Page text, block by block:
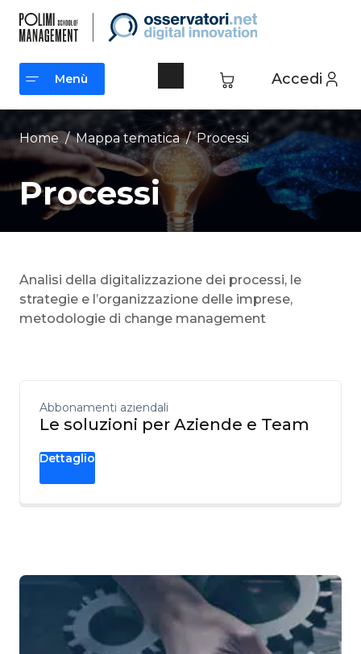
contenuto
Accedi
Menù
Menù
Home / Mappa tematica /Processi
Processi
Analisi della digitalizzazione dei processi, le
strategie e l’organizzazione delle imprese,
metodologie di change management
Abbonamenti aziendali
Le soluzioni per Aziende e Team
Dettaglio